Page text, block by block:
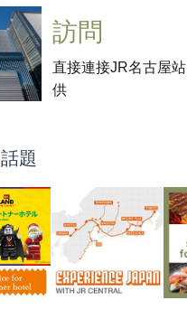
訪問
直接連接JR名古屋
供
話題